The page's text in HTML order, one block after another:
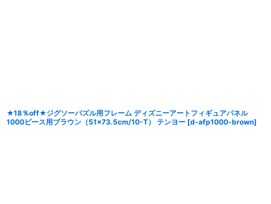
★18％off★ジグソーパズル用フレーム ディズニーアートフィギュアパネル
1000ピース用ブラウン（51×73.5cm/10-T） テンヨー [d-afp1000-brown]